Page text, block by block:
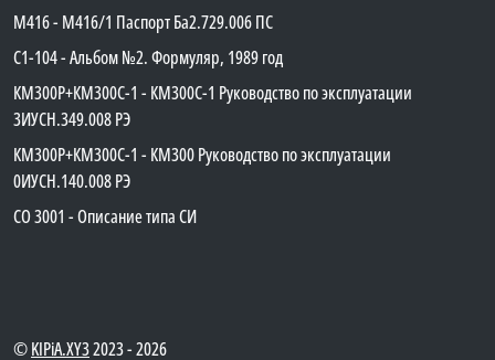
М416 - М416/1 Паспорт Ба2.729.006 ПС
C1-104 - Альбом №2. Формуляр, 1989 год
КМ300Р+КМ300С-1 - КМ300C-1 Руководство по эксплуатации
3ИУСН.349.008 РЭ
КМ300Р+КМ300С-1 - КМ300 Руководство по эксплуатации
0ИУСН.140.008 РЭ
СО 3001 - Описание типа СИ
©KIPiA.XY32023 - 2026